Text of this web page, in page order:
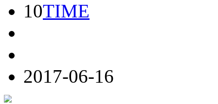
10TIME
2017-06-16